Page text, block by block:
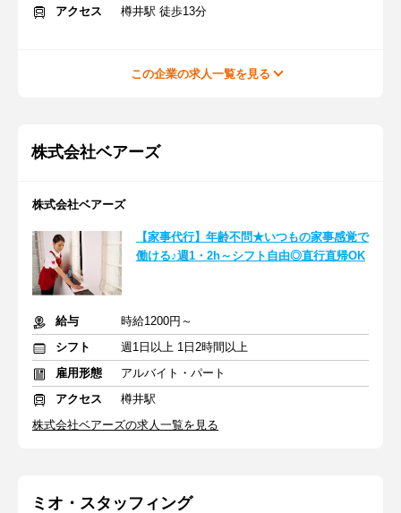
アクセス
樽井駅 徒歩13分
この企業の求人一覧を見る
株式会社ベアーズ
株式会社ベアーズ
【家事代行】年齢不問★いつもの家事感覚で
働ける♪週1・2h～シフト自由◎直行直帰OK
給与
時給1200円～
シフト
週1日以上 1日2時間以上
雇用形態
アルバイト・パート
アクセス
樽井駅
株式会社ベアーズの求人一覧を見る
ミオ・スタッフィング